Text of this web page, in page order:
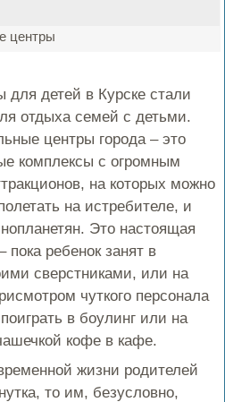
центры
для детей в Курске стали
отдыха семей с детьми.
центры города – это
комплексы с огромным
на которых можно
на истребителе, и
Это настоящая
пока ребенок занят в
сверстниками, или на
чуткого персонала
в боулинг или на
кофе в кафе.
жизни родителей
то им, безусловно,